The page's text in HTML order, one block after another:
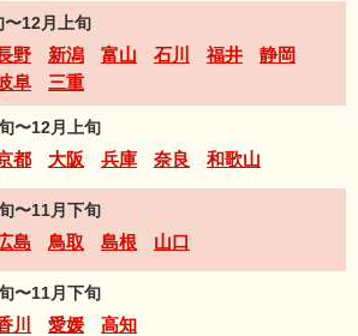
〜12月上旬
野 新潟 富山 石川 福井
静岡
阜 三重
〜12月上旬
都 大阪 兵庫 奈良 和歌山
〜11月下旬
島 鳥取 島根 山口
〜11月下旬
川 愛媛 高知